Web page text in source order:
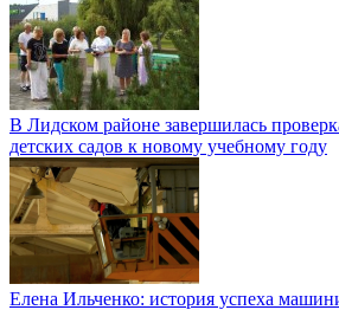
В Лидском районе завершилась
детских садов к новому учебному году
Елена Ильченко: история успеха